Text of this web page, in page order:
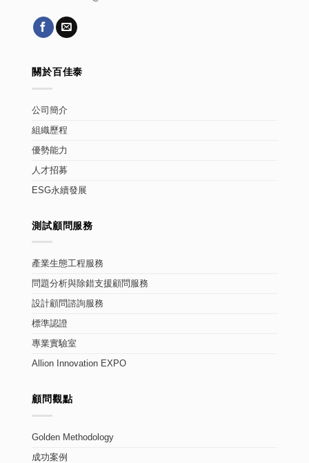
關於百佳泰
公司簡介
組織歷程
優勢能力
人才招募
ESG永續發展
測試顧問服務
產業生態工程服務
問題分析與除錯支援顧問服務
設計顧問諮詢服務
標準認證
專業實驗室
Allion Innovation EXPO
顧問觀點
Golden Methodology
成功案例